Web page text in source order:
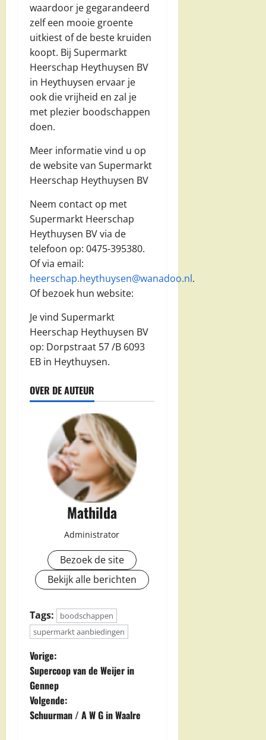
waardoor je gegarandeerd
zelf een mooie groente
uitkiest of de beste kruiden
koopt. Bij Supermarkt
Heerschap Heythuysen BV
in Heythuysen ervaar je
ook die vrijheid en zal je
met plezier boodschappen
doen.
Meer informatie vind u op
de website van Supermarkt
Heerschap Heythuysen BV
Neem contact op met
Supermarkt Heerschap
Heythuysen BV via de
telefoon op: 0475-395380.
Of via email:
heerschap.heythuysen@wanadoo.nl.
Of bezoek hun website:
Je vind Supermarkt
Heerschap Heythuysen BV
op: Dorpstraat 57 /B 6093
EB in Heythuysen.
OVER DE AUTEUR
Mathilda
Administrator
Bezoek de site
Bekijk alle berichten
Tags:
boodschappen
supermarkt aanbiedingen
B
e
r
Vorige:
Supercoop van de Weijer in
Gennep
Volgende:
Schuurman / A W G in Waalre